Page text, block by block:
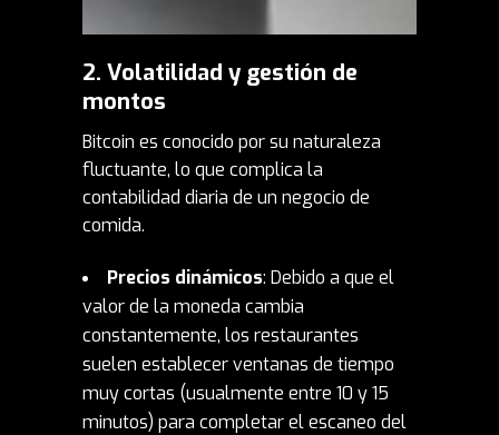
2. Volatilidad y gestión de
montos
Bitcoin es conocido por su naturaleza
fluctuante, lo que complica la
contabilidad diaria de un negocio de
comida.
Precios dinámicos: Debido a que el
valor de la moneda cambia
constantemente, los restaurantes
suelen establecer ventanas de tiempo
muy cortas (usualmente entre 10 y 15
minutos) para completar el escaneo del